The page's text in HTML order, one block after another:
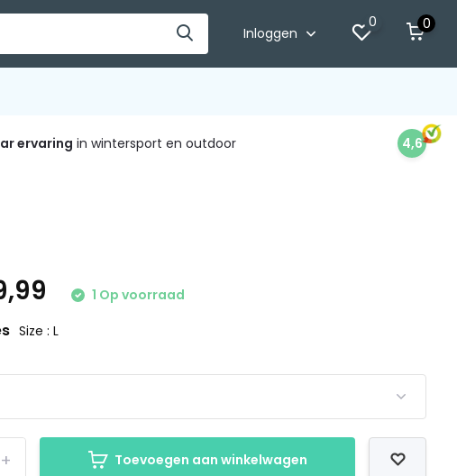
Inloggen
0 0
ervaring in wintersport en outdoor 4,6
1 Op voorraad
Size : L
+ Toevoegen aan winkelwagen